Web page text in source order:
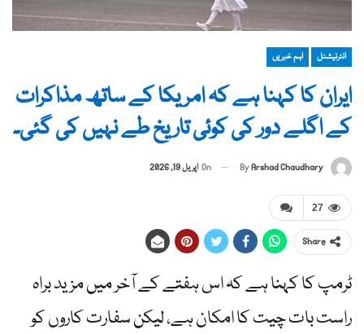
انٹرنیشنل اہم خبریں
ایران کا کہنا ہے کہ امریکا کے ساتھ مذاکرات
کے اگلے دور کی کوئی تاریخ طے نہیں کی گئی۔
ByArshad Chaudhary
On اپریل 19, 2026
27
Share
ٹرمپ کا کہنا ہے کہ اس ہفتے کے آخر میں مزید براہ
راست بات چیت کا امکان ہے، لیکن سفارت کاروں کو